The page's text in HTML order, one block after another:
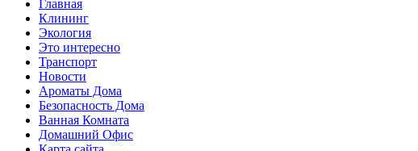
Главная
Клининг
Экология
Это интересно
Транспорт
Новости
Ароматы Дома
Безопасность Дома
Ванная Комната
Домашний Офис